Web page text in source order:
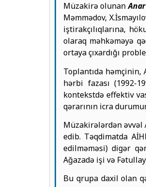
Müzakirə olunan
Məmmədov,
iştirakçılıqlarına,
olaraq məhkəməyə
ortaya çıxardığı
Toplantıda həmçinin,
hərbi fazası (1992-
kontekstdə effektiv
qərarının icra
Müzakirələrdən əvvəl
edib. Təqdimatda
edilməməsi) digər
Ağazadə işi və
Bu qrupa daxil olan